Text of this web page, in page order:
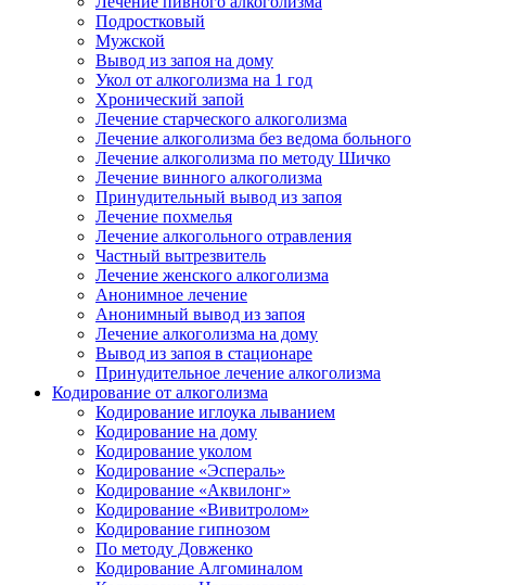
Подростковый
Мужской
Вывод из запоя на дому
Укол от алкоголизма на 1 год
Хронический запой
Лечение старческого алкоголизма
Лечение алкоголизма без ведома больного
Лечение алкоголизма по методу Шичко
Лечение винного алкоголизма
Принудительный вывод из запоя
Лечение похмелья
Лечение алкогольного отравления
Частный вытрезвитель
Лечение женского алкоголизма
Анонимное лечение
Анонимный вывод из запоя
Лечение алкоголизма на дому
Вывод из запоя в стационаре
Принудительное лечение алкоголизма
Кодирование от алкоголизма
Кодирование иглоука лыванием
Кодирование на дому
Кодирование уколом
Кодирование «Эспераль»
Кодирование «Аквилонг»
Кодирование «Вивитролом»
Кодирование гипнозом
По методу Довженко
Кодирование Алгоминалом